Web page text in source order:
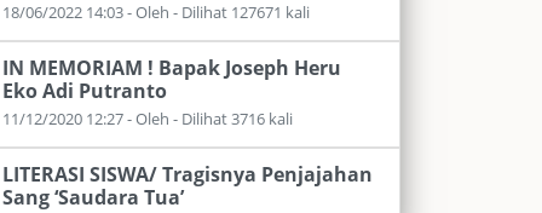
18/06/2022 14:03 - Oleh - Dilihat 127671 kali
IN MEMORIAM ! Bapak Joseph Heru
Eko Adi Putranto
11/12/2020 12:27 - Oleh - Dilihat 3716 kali
LITERASI SISWA/ Tragisnya Penjajahan
Sang ‘Saudara Tua’